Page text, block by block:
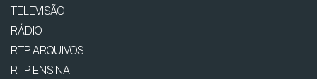
TELEVISÃO
RÁDIO
RTP ARQUIVOS
RTP ENSINA